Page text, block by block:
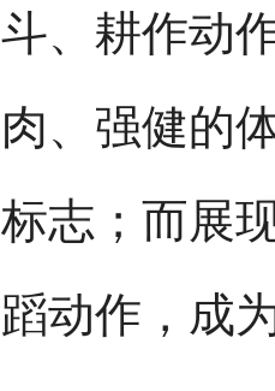
斗、耕作动
肉、强健的
标志；而展
蹈动作，成